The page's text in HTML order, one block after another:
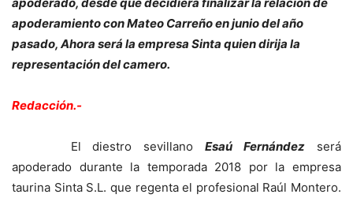
apoderamiento con Mateo Carreño en junio del año
pasado, Ahora será la empresa Sinta quien dirija la
representación del camero.
Redacción.-
El diestro sevillanoEsaú Fernández
será
apoderado durante la temporada 2018 por la empresa
taurina Sinta S.L. que regenta el profesional Raúl Montero.